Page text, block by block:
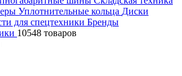
Уплотнительные кольца Диски
для спецтехники Бренды
10548 товаров